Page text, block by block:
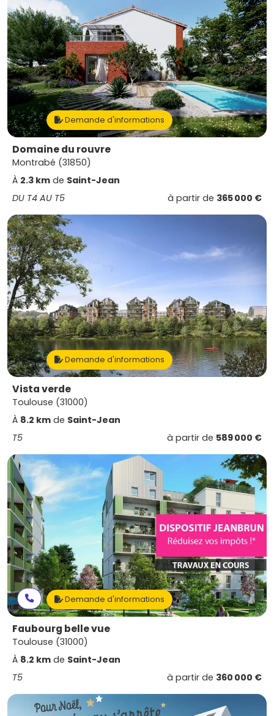
Demande d'informations
Domaine du rouvre
Montrabé (31850)
À 2.3 km de Saint-Jean
DU T4 AU T5
à partir de 365 000 €
Demande d'informations
Vista verde
Toulouse (31000)
À 8.2 km de Saint-Jean
T5
à partir de 589 000 €
Demande d'informations
Faubourg belle vue
Toulouse (31000)
À 8.2 km de Saint-Jean
T5
à partir de 360 000 €